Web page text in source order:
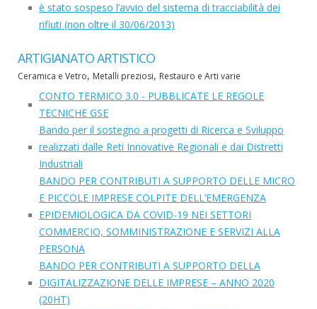
è stato sospeso l’avvio del sistema di tracciabilità dei
rifiuti (non oltre il 30/06/2013)
ARTIGIANATO ARTISTICO
Ceramica e Vetro, Metalli preziosi, Restauro e Arti varie
CONTO TERMICO 3.0 - PUBBLICATE LE REGOLE
TECNICHE GSE
Bando per il sostegno a progetti di Ricerca e Sviluppo
realizzati dalle Reti Innovative Regionali e dai Distretti
Industriali
BANDO PER CONTRIBUTI A SUPPORTO DELLE MICRO
E PICCOLE IMPRESE COLPITE DELL’EMERGENZA
EPIDEMIOLOGICA DA COVID-19 NEI SETTORI
COMMERCIO, SOMMINISTRAZIONE E SERVIZI ALLA
PERSONA
BANDO PER CONTRIBUTI A SUPPORTO DELLA
DIGITALIZZAZIONE DELLE IMPRESE – ANNO 2020
(20HT)